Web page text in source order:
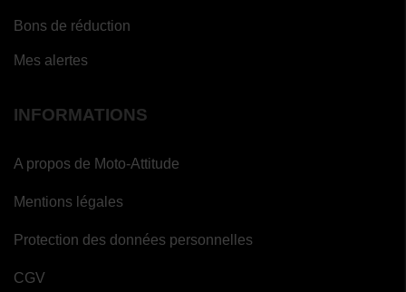
Bons de réduction
Mes alertes
INFORMATIONS
A propos de Moto-Attitude
Mentions légales
Protection des données personnelles
CGV